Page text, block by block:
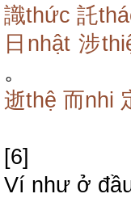
識thức 託
日nhật 涉
。
逝thệ 而nhi
[6]
Ví như ở